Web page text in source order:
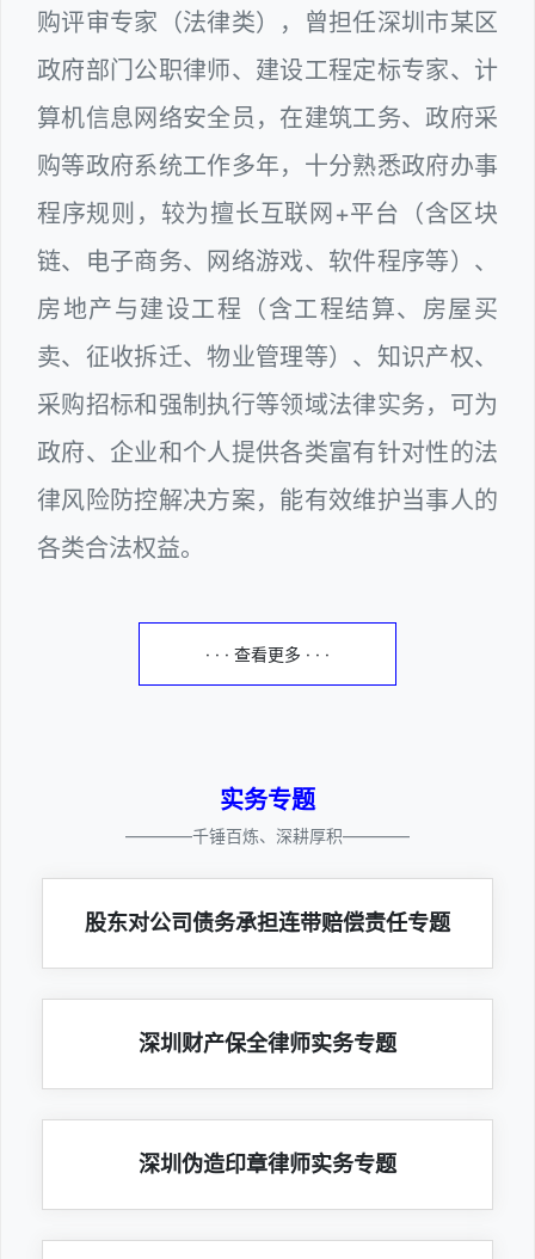
购评审专家（法律类），曾担任深圳市某区
政府部门公职律师、建设工程定标专家、计
算机信息网络安全员，在建筑工务、政府采
购等政府系统工作多年，十分熟悉政府办事
程序规则，较为擅长互联网+平台（含区块
链、电子商务、网络游戏、软件程序等）、
房地产与建设工程（含工程结算、房屋买
卖、征收拆迁、物业管理等）、知识产权、
采购招标和强制执行等领域法律实务，可为
政府、企业和个人提供各类富有针对性的法
律风险防控解决方案，能有效维护当事人的
各类合法权益。
· · · 查看更多 · · ·
实务专题
————千锤百炼、深耕厚积————
股东对公司债务承担连带赔偿责任专题
深圳财产保全律师实务专题
深圳伪造印章律师实务专题